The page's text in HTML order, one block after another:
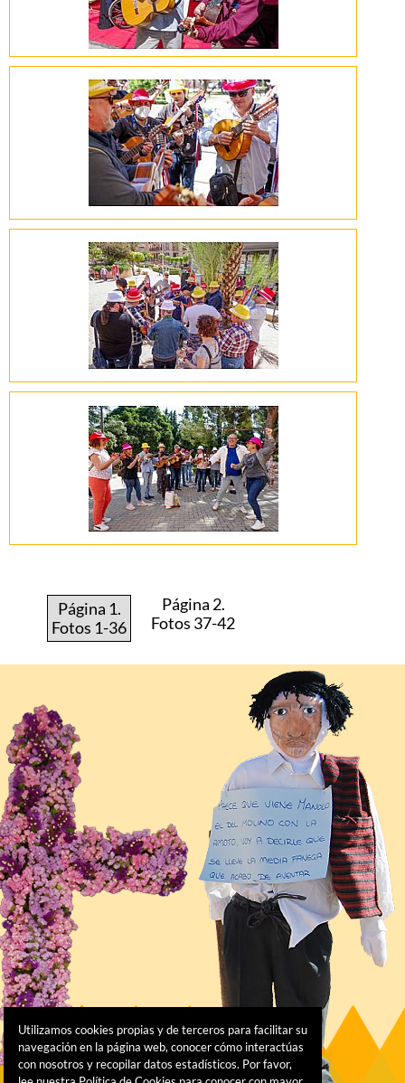
Página 1.
Fotos 1-36
Página 2.
Fotos 37-42
Utilizamos cookies propias y de terceros para facilitar su
navegación en la página web, conocer cómo interactúas
con nosotros y recopilar datos estadísticos. Por favor,